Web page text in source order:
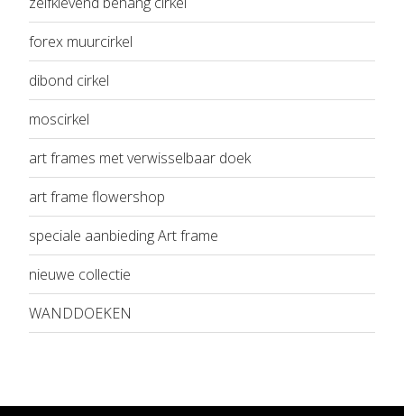
forex muurcirkel
dibond cirkel
moscirkel
art frames met verwisselbaar doek
art frame flowershop
speciale aanbieding Art frame
nieuwe collectie
WANDDOEKEN